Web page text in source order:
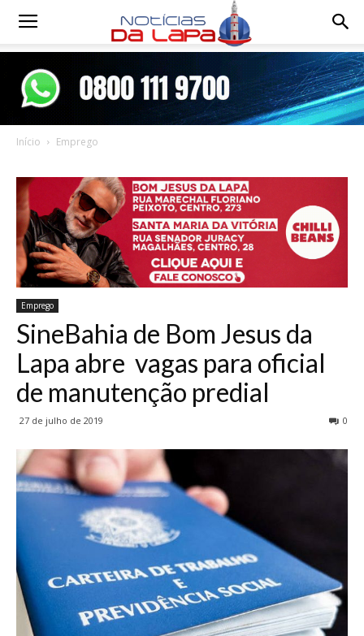
Notícias
Início Emprego
Emprego
SineBahia de Bom Jesus da
Lapa abre vagas para oficial
de manutenção predial
27 de julho de 2019 0